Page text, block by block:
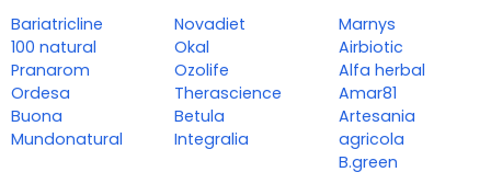
Bariatricline
100 natural
Pranarom
Ordesa
Buona
Mundonatural
Novadiet
Okal
Ozolife
Therascience
Betula
Integralia
Marnys
Airbiotic
Alfa herbal
Amar81
Artesania
agricola
B.green